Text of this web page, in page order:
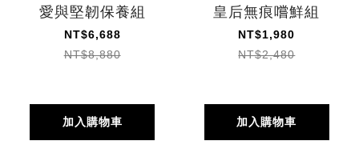
愛與堅韌保養組
NT$6,688
NT$8,880
加入購物車
皇后無痕嚐鮮組
NT$1,980
NT$2,480
加入購物車